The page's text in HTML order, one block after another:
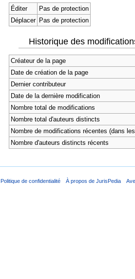
Éditer
Pas de protection
Déplacer
Pas de protection
Historique des
Créateur de la page
Date de création de la page
Dernier contributeur
Date de la dernière modification
Nombre total de modifications
Nombre total d'auteurs distincts
Nombre de modifications récentes (dans
Nombre d'auteurs distincts récents
Politique de confidentialité À propos de JurisPedia